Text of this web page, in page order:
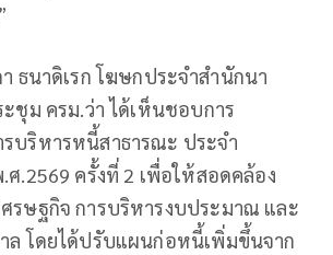
ธนาดิเรก โฆษกประจำสำนักนา
ชุม ครม.ว่า ได้เห็นชอบการ
บริหารหนี้สาธารณะ ประจำ
.2569 ครั้งที่ 2 เพื่อให้สอดคล้อง
รษฐกิจ การบริหารงบประมาณ และ
ล โดยได้ปรับแผนก่อหนี้เพิ่มขึ้นจาก